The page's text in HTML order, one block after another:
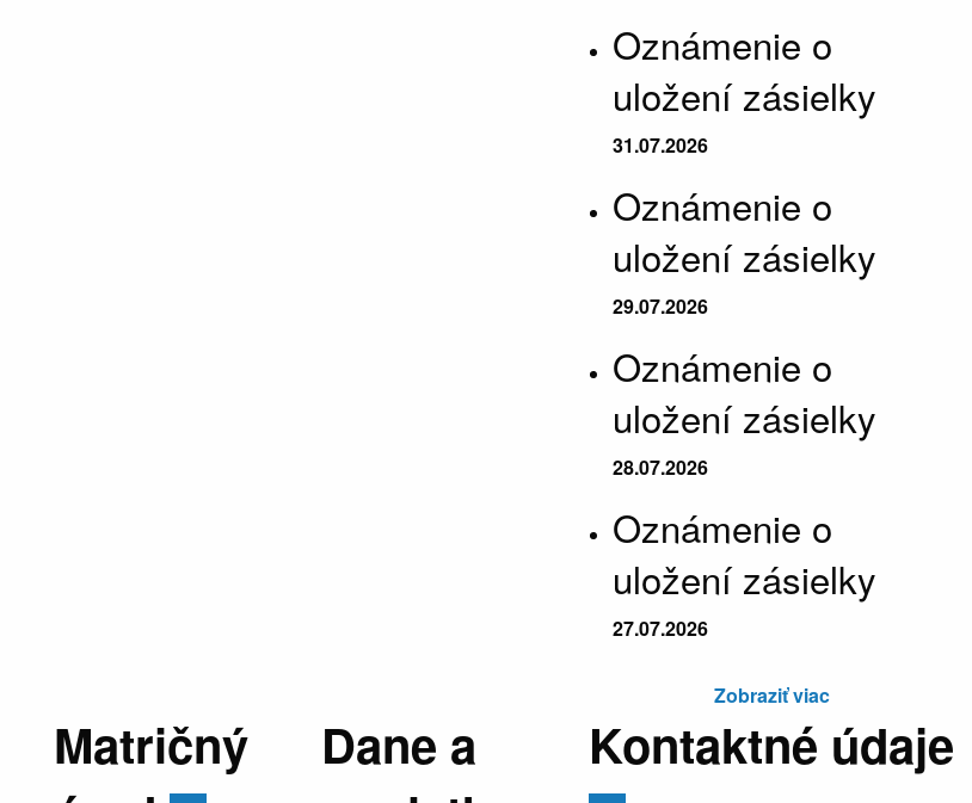
Oznámenie o
uložení zásielky
31.07.2026
Oznámenie o
uložení zásielky
29.07.2026
Oznámenie o
uložení zásielky
28.07.2026
Oznámenie o
uložení zásielky
27.07.2026
Zobraziť viac
Matričný
Dane a
Kontaktné údaje